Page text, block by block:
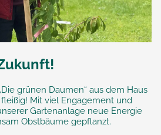
grünen Daumen“ aus dem Haus
Mit viel Engagement und
Gartenanlage neue Energie
Obstbäume gepflanzt.